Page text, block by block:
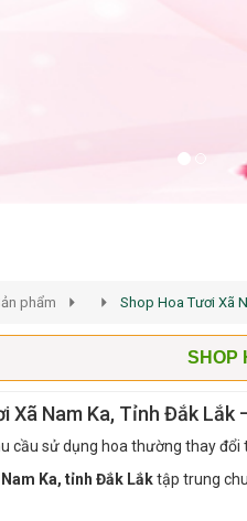
phẩm Shop Hoa Tươi Xã
SHOP
Xã Nam Ka, Tỉnh Đắk Lắk
cầu sử dụng hoa thường thay
Ka, tỉnh Đắk Lắktập trung